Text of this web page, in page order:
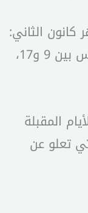
الثاني:
بين 11 و19 في بيروت، في طرابلس بين 9 و17،
المقبلة
تعلو عن